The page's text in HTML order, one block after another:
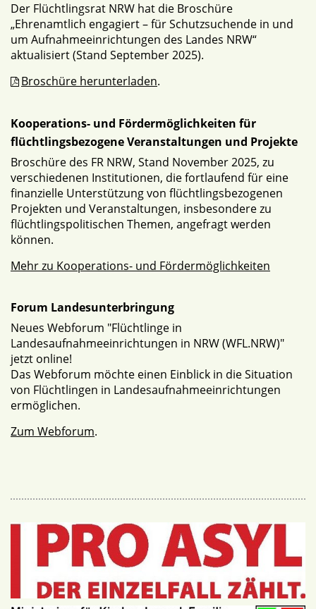
Der Flüchtlingsrat NRW hat die Broschüre
„Ehrenamtlich engagiert – für Schutzsuchende in und
um Aufnahmeeinrichtungen des Landes NRW“
aktualisiert (Stand September 2025).
Broschüre herunterladen.
Kooperations- und Fördermöglichkeiten für
flüchtlingsbezogene Veranstaltungen und Projekte
Broschüre des FR NRW, Stand November 2025, zu
verschiedenen Institutionen, die fortlaufend für eine
finanzielle Unterstützung von flüchtlingsbezogenen
Projekten und Veranstaltungen, insbesondere zu
flüchtlingspolitischen Themen, angefragt werden
können.
Mehr zu Kooperations- und Fördermöglichkeiten
Forum Landesunterbringung
Neues Webforum "Flüchtlinge in
Landesaufnahmeeinrichtungen in NRW (WFL.NRW)"
jetzt online!
Das Webforum möchte einen Einblick in die Situation
von Flüchtlingen in Landesaufnahmeeinrichtungen
ermöglichen.
Zum Webforum.